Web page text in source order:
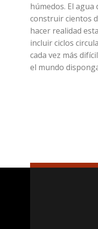
húmedos. El
construir cientos
hacer realidad
incluir ciclos
cada vez más
el mundo